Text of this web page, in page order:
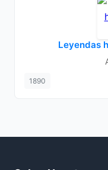
Leyendas
1890